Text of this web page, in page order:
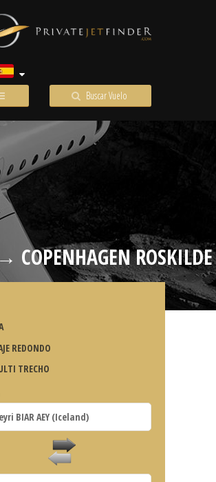
Buscar Vuelo
COPENHAGEN ROSKILDE
REDONDO
TRECHO